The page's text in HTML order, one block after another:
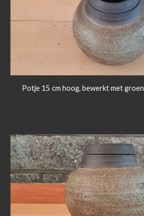
Potje 15 cm hoog, bewerkt met